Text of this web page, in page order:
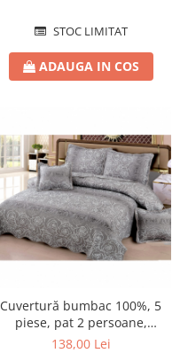
STOC LIMITAT
ADAUGA IN COS
Cuvertură bumbac 100%, 5
piese, pat 2 persoane,
230x250 cm, CB254
138,00 Lei